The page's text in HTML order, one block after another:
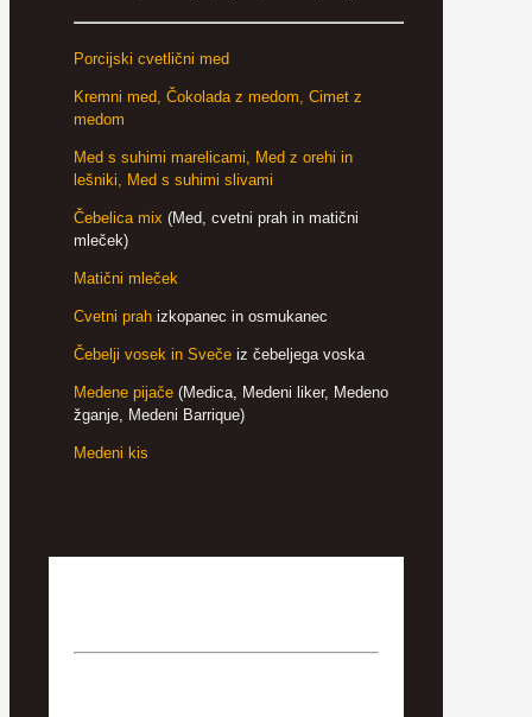
Porcijski cvetlični med
Kremni med, Čokolada z medom, Cimet z
medom
Med s suhimi marelicami, Med z orehi in
lešniki, Med s suhimi slivami
Čebelica mix (Med, cvetni prah in matični
mleček)
Matični mleček
Cvetni prahizkopanec in osmukanec
Čebelji vosek in Sveče iz čebeljega voska
Medene pijače(Medica, Medeni liker, Medeno
žganje, Medeni Barrique)
Medeni kis